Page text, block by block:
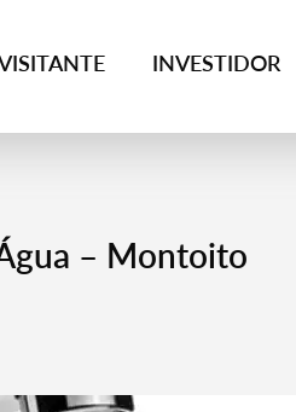
INVESTIDOR
– Montoito